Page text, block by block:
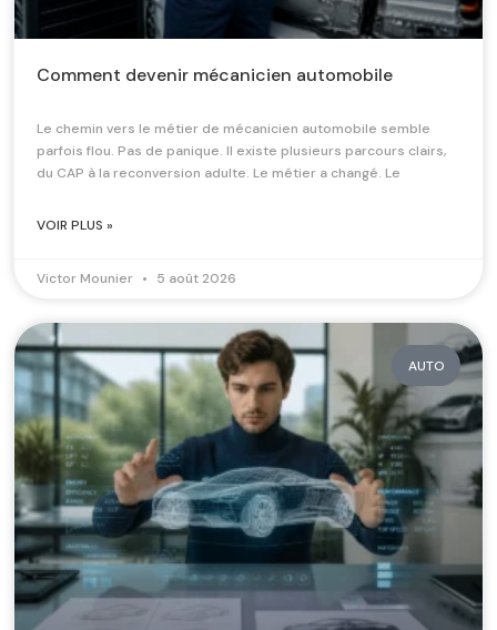
Comment devenir mécanicien automobile
Le chemin vers le métier de mécanicien automobile semble
parfois flou. Pas de panique. Il existe plusieurs parcours clairs,
du CAP à la reconversion adulte. Le métier a changé. Le
VOIR PLUS »
Victor Mounier 5 août 2026
AUTO